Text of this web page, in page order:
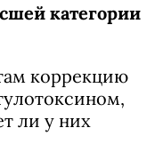
категории
коррекцию
ли у них